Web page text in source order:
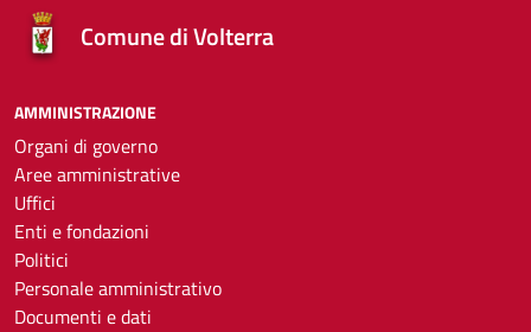
Comune di Volterra
AMMINISTRAZIONE
Organi di governo
Aree amministrative
Uffici
Enti e fondazioni
Politici
Personale amministrativo
Documenti e dati